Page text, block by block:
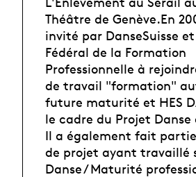
Théâtre de Genève.En
invité par DanseSuisse
Fédéral de la Formation
Professionnelle à
de travail "formation"
future maturité et HES
le cadre du Projet Danse
Il a également fait
de projet ayant travaillé
Danse / Maturité